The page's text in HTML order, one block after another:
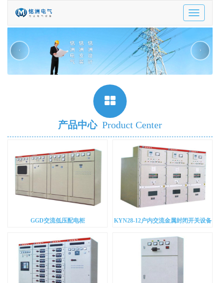
Toggle
‹ ›
产品中心 Product Center
GGD交流低压配电柜 KYN28-12户内交流金属封闭开关设备